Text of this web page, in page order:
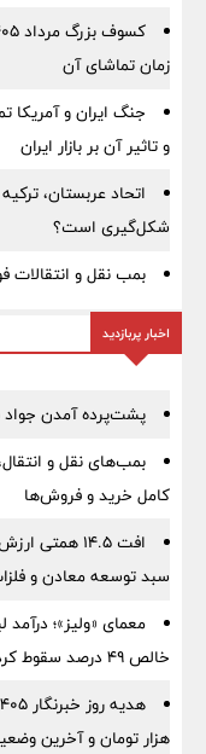
زمان تماشای آن
و تاثیر آن بر بازار ایران
اتحاد عربستان،
شکل‌گیری است؟
بمب نقل‌ و انتقالات
اخبار پربازدید
پشت‌پرده آمدن جواد
بمب‌های نقل و
کامل خرید و فروش‌ها
افت ۱۴.۵
سبد توسعه معادن و
خالص ۴۹ درصد سقوط کرد
هزار تومان و آخرین